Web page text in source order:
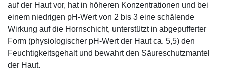
auf der Haut vor, hat in höheren Konzentrationen und bei
einem niedrigen pH-Wert von 2 bis 3 eine schälende
Wirkung auf die Hornschicht, unterstützt in abgepufferter
Form (physiologischer pH-Wert der Haut ca. 5,5) den
Feuchtigkeitsgehalt und bewahrt den Säureschutzmantel
der Haut.